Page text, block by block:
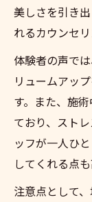
美しさを引き
れるカウンセ
体験者の声で
リュームアッ
す。また、施
ており、スト
ッフが一人ひ
してくれる点
注意点として